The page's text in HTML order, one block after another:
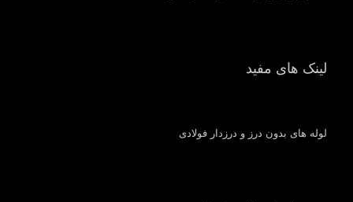
لینک های مفید
لوله های بدون درز و درزدار فولادی